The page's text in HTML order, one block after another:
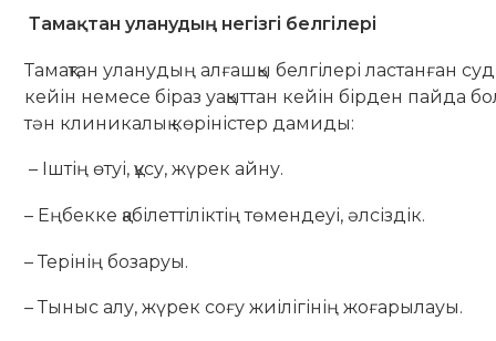
Тамақтан уланудың негізгі белгілері
Тамақтан уланудың алғашқы белгілері ластанған
кейін немесе біраз уақыттан кейін бірден пайда
тән клиникалық көріністер дамиды:
– Іштің өтуі, құсу, жүрек айну.
– Еңбекке қабілеттіліктің төмендеуі, әлсіздік.
– Терінің бозаруы.
– Тыныс алу, жүрек соғу жиілігінің жоғарылауы.